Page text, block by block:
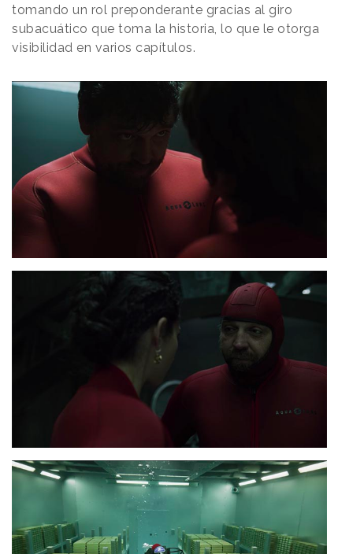
tomando un rol preponderante gracias al giro
subacuático que toma la historia, lo que le otorga
visibilidad en varios capítulos.